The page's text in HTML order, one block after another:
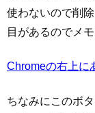
使わないので削
目があるのでメ
Chromeの右上に
ちなみにこのボ